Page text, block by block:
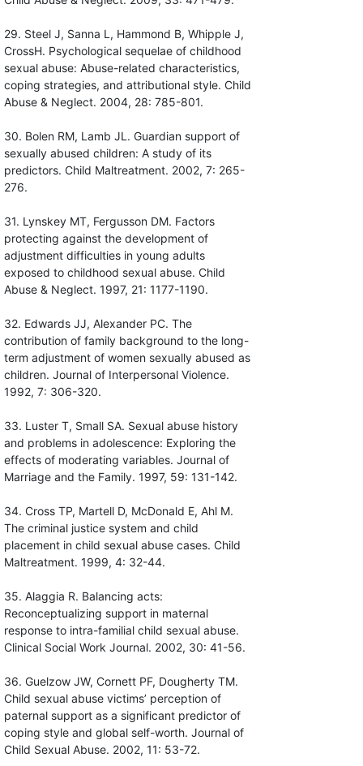
29. Steel J, Sanna L, Hammond B, Whipple J,
CrossH. Psychological sequelae of childhood
sexual abuse: Abuse-related characteristics,
coping strategies, and attributional style. Child
Abuse & Neglect. 2004, 28: 785-801.
30. Bolen RM, Lamb JL. Guardian support of
sexually abused children: A study of its
predictors. Child Maltreatment. 2002, 7: 265-
276.
31. Lynskey MT, Fergusson DM. Factors
protecting against the development of
adjustment difficulties in young adults
exposed to childhood sexual abuse. Child
Abuse & Neglect. 1997, 21: 1177-1190.
32. Edwards JJ, Alexander PC. The
contribution of family background to the long-
term adjustment of women sexually abused as
children. Journal of Interpersonal Violence.
1992, 7: 306-320.
33. Luster T, Small SA. Sexual abuse history
and problems in adolescence: Exploring the
effects of moderating variables. Journal of
Marriage and the Family. 1997, 59: 131-142.
34. Cross TP, Martell D, McDonald E, Ahl M.
The criminal justice system and child
placement in child sexual abuse cases. Child
Maltreatment. 1999, 4: 32-44.
35. Alaggia R. Balancing acts:
Reconceptualizing support in maternal
response to intra-familial child sexual abuse.
Clinical Social Work Journal. 2002, 30: 41-56.
36. Guelzow JW, Cornett PF, Dougherty TM.
Child sexual abuse victims’ perception of
paternal support as a significant predictor of
coping style and global self-worth. Journal of
Child Sexual Abuse. 2002, 11: 53-72.